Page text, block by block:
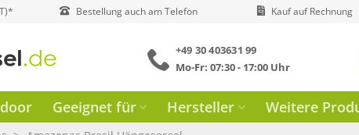
Bestellung auch am Telefon Kauf auf Rechnung
+49 30 403631 99
Mo-Fr: 07:30 - 17:00 Uhr
Geeignet für Hersteller Weitere